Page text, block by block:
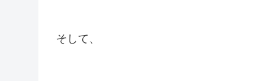
そして、